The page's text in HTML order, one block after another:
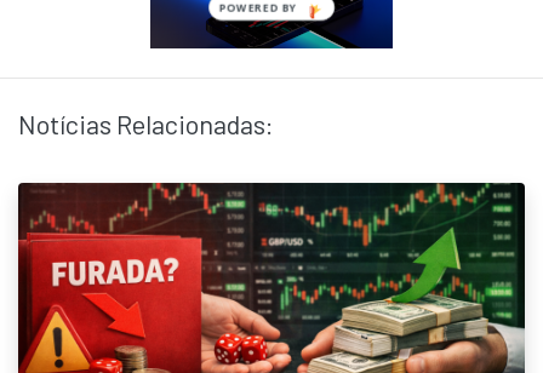
Notícias Relacionadas: